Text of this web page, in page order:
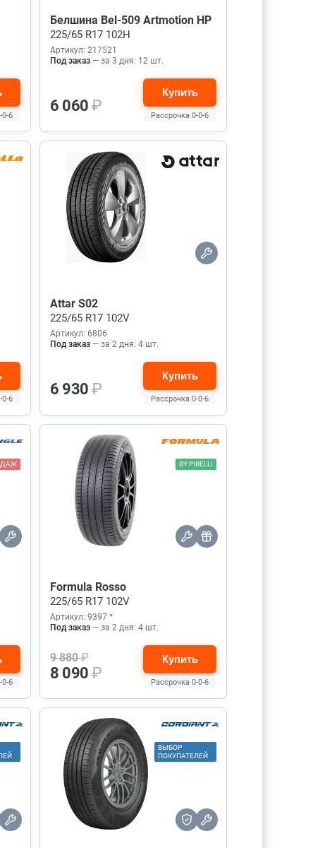
0-6
Белшина Bel-509 Artmotion HP
225/65 R17 102H
Артикул: 217521
Под заказ — за 3 дня: 12 шт.
6 060₽
Купить
Рассрочка 0-0-6
0-6
Attar S02
225/65 R17 102V
Артикул: 6806
Под заказ — за 2 дня: 4 шт.
6 930₽
Купить
Рассрочка 0-0-6
0-6
BY PIRELLI
Formula Rosso
225/65 R17 102V
Артикул: 9397 *
Под заказ — за 2 дня: 4 шт.
9 880₽
8 090₽
Купить
Рассрочка 0-0-6
ВЫБОР
ПОКУПАТЕЛЕЙ